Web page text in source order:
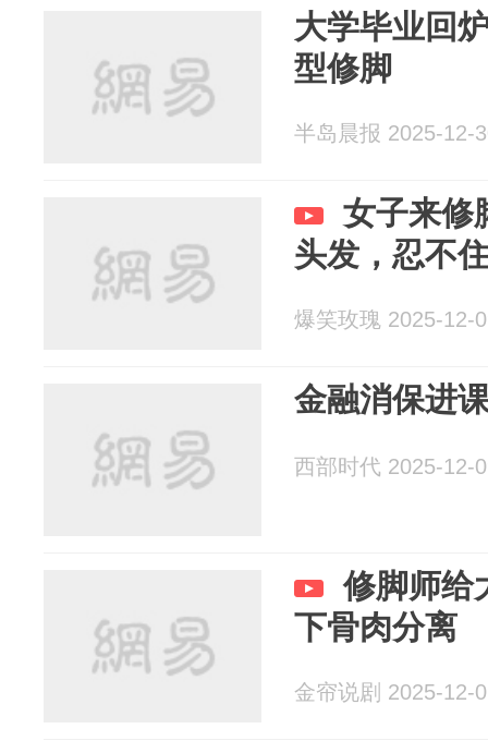
大学毕业回
型修脚
半岛晨报 2025-12-
女子来修
头发，忍不
爆笑玫瑰 2025-12-
金融消保进
西部时代 2025-12-
修脚师给
下骨肉分离
金帘说剧 2025-12-